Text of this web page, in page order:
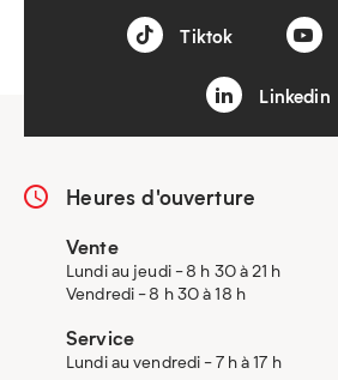
Tiktok
Linkedin
Heures d'ouverture
Vente
Lundi au jeudi - 8 h 30 à 21 h
Vendredi - 8 h 30 à 18 h
Service
Lundi au vendredi - 7 h à 17 h